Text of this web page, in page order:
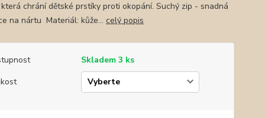
která chrání dětské prstíky proti okopání. Suchý zip - snadná
na nártu Materiál: kůže... celý popis
Skladem 3 ks